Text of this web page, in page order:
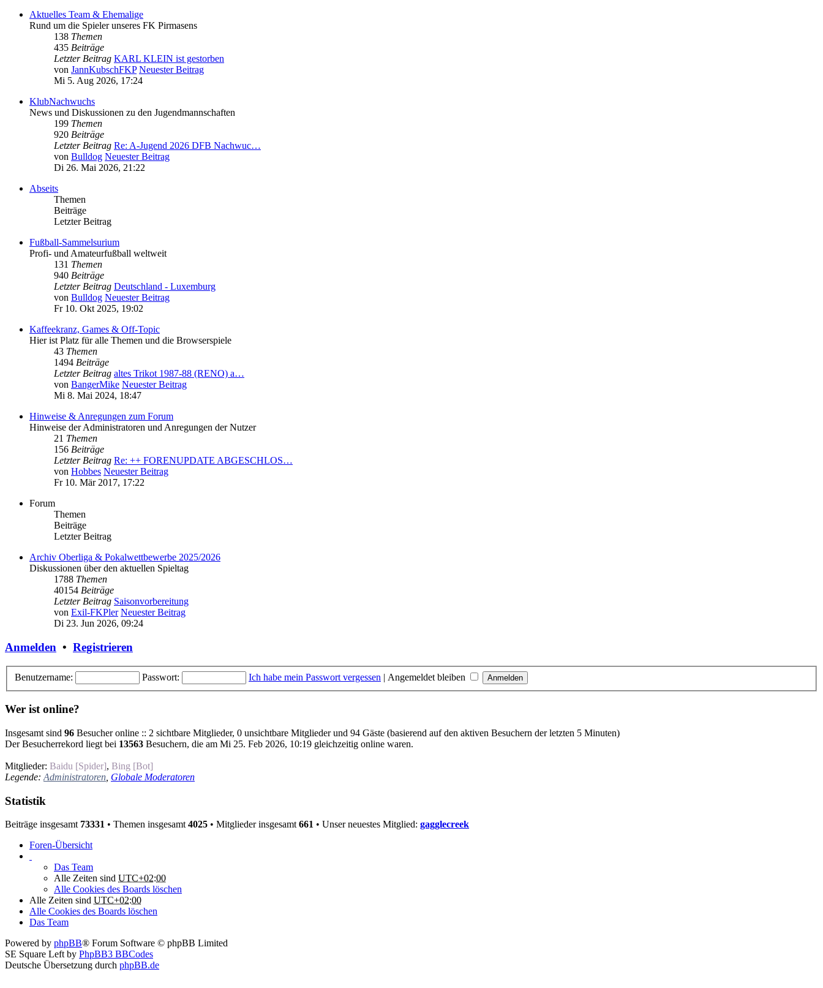
Aktuelles Team & Ehemalige
Rund um die Spieler unseres FK Pirmasens
138 Themen
435 Beiträge
Letzter Beitrag KARL KLEIN ist gestorben
von JannKubschFKP Neuester Beitrag
Mi 5. Aug 2026, 17:24
KlubNachwuchs
News und Diskussionen zu den Jugendmannschaften
199 Themen
920 Beiträge
Letzter Beitrag Re: A-Jugend 2026 DFB Nachwuc…
von Bulldog Neuester Beitrag
Di 26. Mai 2026, 21:22
Abseits
Themen
Beiträge
Letzter Beitrag
Fußball-Sammelsurium
Profi- und Amateurfußball weltweit
131 Themen
940 Beiträge
Letzter Beitrag Deutschland - Luxemburg
von Bulldog Neuester Beitrag
Fr 10. Okt 2025, 19:02
Kaffeekranz, Games & Off-Topic
Hier ist Platz für alle Themen und die Browserspiele
43 Themen
1494 Beiträge
Letzter Beitrag altes Trikot 1987-88 (RENO) a…
von BangerMike Neuester Beitrag
Mi 8. Mai 2024, 18:47
Hinweise & Anregungen zum Forum
Hinweise der Administratoren und Anregungen der Nutzer
21 Themen
156 Beiträge
Letzter Beitrag Re: ++ FORENUPDATE ABGESCHLOS…
von Hobbes Neuester Beitrag
Fr 10. Mär 2017, 17:22
Forum
Themen
Beiträge
Letzter Beitrag
Archiv Oberliga & Pokalwettbewerbe 2025/2026
Diskussionen über den aktuellen Spieltag
1788 Themen
40154 Beiträge
Letzter Beitrag Saisonvorbereitung
von Exil-FKPler Neuester Beitrag
Di 23. Jun 2026, 09:24
Anmelden • Registrieren
Benutzername: Passwort: Ich habe mein Passwort vergessen | Angemeldet bleiben
Wer ist online?
Insgesamt sind 96 Besucher online :: 2 sichtbare Mitglieder, 0 unsichtbare Mitglieder und 94 Gäste (basierend auf den aktiven Besuchern der letzten 5 Minuten)
Der Besucherrekord liegt bei 13563 Besuchern, die am Mi 25. Feb 2026, 10:19 gleichzeitig online waren.
Mitglieder: Baidu [Spider], Bing [Bot]
Legende: Administratoren Globale Moderatoren
Statistik
Beiträge insgesamt 73331 • Themen insgesamt 4025 • Mitglieder insgesamt 661 • Unser neuestes Mitglied: gagglecreek
Foren-Übersicht
Das Team
Alle Zeiten sind UTC+02:00
Alle Cookies des Boards löschen
Alle Zeiten sind UTC+02:00
Alle Cookies des Boards löschen
Das Team
Powered by phpBB® Forum Software © phpBB Limited
SE Square Left by PhpBB3 BBCodes
Deutsche Übersetzung durch phpBB.de